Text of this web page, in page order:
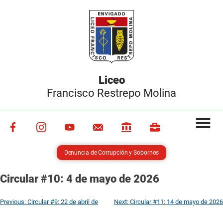
Liceo
Francisco Restrepo Molina
Denuncia de Corrupción y Sobornos
Circular #10: 4 de mayo de 2026
Previous: Circular #9: 22 de abril de
Next: Circular #11: 14 de mayo de 2026